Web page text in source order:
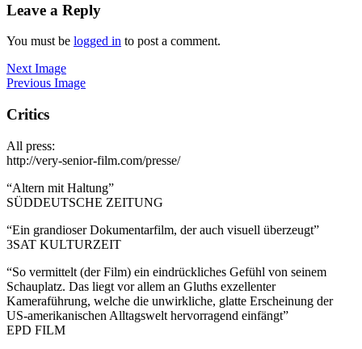
Leave a Reply
You must be logged in to post a comment.
Next Image
Previous Image
Critics
All press:
http://very-senior-film.com/presse/
“Altern mit Haltung”
SÜDDEUTSCHE ZEITUNG
“Ein grandioser Dokumentarfilm, der auch visuell überzeugt”
3SAT KULTURZEIT
“So vermittelt (der Film) ein eindrückliches Gefühl von seinem
Schauplatz. Das liegt vor allem an Gluths exzellenter
Kameraführung, welche die unwirkliche, glatte Erscheinung der
US-amerikanischen Alltagswelt hervorragend einfängt”
EPD FILM